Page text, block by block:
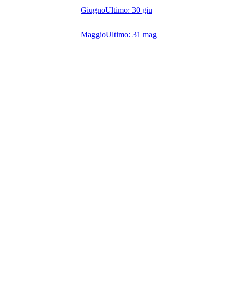
GiugnoUltimo: 30 giu
MaggioUltimo: 31 mag